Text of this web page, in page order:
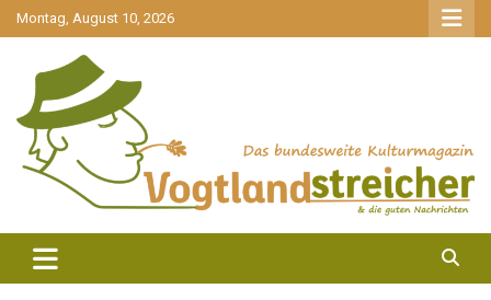
gehe
zum
Montag, August 10, 2026
Vogtlandstreicher